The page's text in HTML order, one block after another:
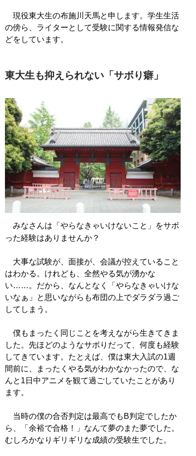
現役東大生の布施川天馬と申します。学生生活
の傍ら、ライターとして受験に関する情報発信な
どをしています。
東大生も抑えられない「サボり癖」
みなさんは「やらなきゃいけないこと」をサボ
った経験はありませんか？
大事な試験が、面接が、会議が控えていること
はわかる。けれども、全然やる気が湧かな
い……。だから、なんとなく「やらなきゃいけな
いなぁ」と思いながらも布団の上でダラダラ過ご
してしまう。
僕もまったく同じことを考えながら生きてきま
した。先ほどのようなサボりだって、何度も経験
してきています。たとえば、僕は東大入試の1週
間前に、まったくやる気がわかなかったので、な
んと1日中アニメを観て過ごしていたことがあり
ます。
当時の僕の合否判定は最高でもB判定でしたか
ら、「余裕で合格！」なんて夢のまた夢でした。
むしろかなりギリギリな成績の受験生でした。